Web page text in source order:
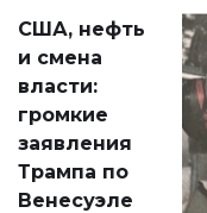
актуальных тем —
от слухов о
политических
реформах до
вопросов армии,
экономики и
личного здоровья.
США, нефть
и смена
власти:
громкие
заявления
Трампа по
Венесуэле